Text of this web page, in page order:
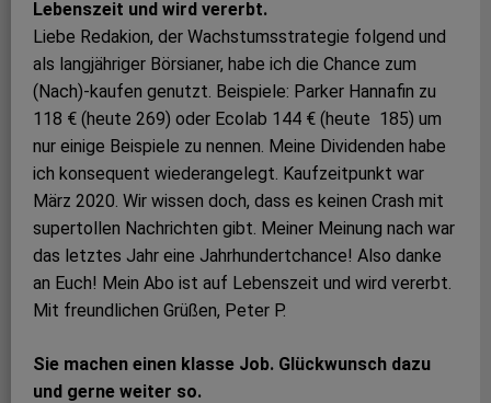
Lebenszeit und wird vererbt.
Liebe Redakion, der Wachstumsstrategie folgend und
als langjähriger Börsianer, habe ich die Chance zum
(Nach)-kaufen genutzt. Beispiele: Parker Hannafin zu
118 € (heute 269) oder Ecolab 144 € (heute 185) um
nur einige Beispiele zu nennen. Meine Dividenden habe
ich konsequent wiederangelegt. Kaufzeitpunkt war
März 2020. Wir wissen doch, dass es keinen Crash mit
supertollen Nachrichten gibt. Meiner Meinung nach war
das letztes Jahr eine Jahrhundertchance! Also danke
an Euch! Mein Abo ist auf Lebenszeit und wird vererbt.
Mit freundlichen Grüßen, Peter P.
Sie machen einen klasse Job. Glückwunsch dazu
und gerne weiter so.